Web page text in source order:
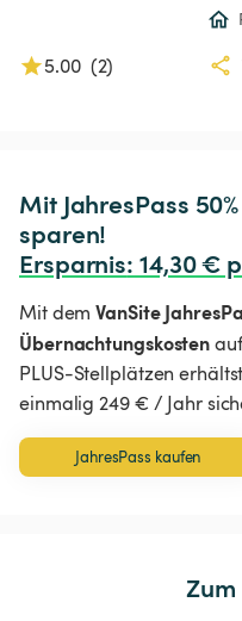
5.00 (2)
Mit JahresPass
Ersparnis: 14,30 €
Mit demVanSite
Übernachtungskosten
PLUS-Stellplätzen
einmalig 249 € / Jahr
JahresPass kaufen